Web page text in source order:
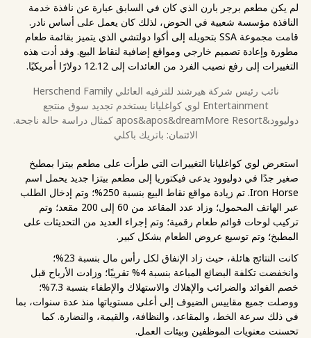
لم يكن مطعم برجر بارن الذي كان في السابق عبارة عن نافذة خدمة
النافذة مؤسسة شعبية في الحوض، لذلك كان يعمل على أساس نادر.
قامت مجموعة SSA بتحويله إلى أكوا دولتشي الذي يتميز بقائمة طعام
مطورة وإعادة تصميم خارجي ومواقع إضافية لنقاط البيع. وقد أدت هذه
التغييرات إلى رفع نصيب الفرد من العائدات إلى 12.12 دولارًا أمريكيًا.
نائب رئيس شركة هيرشند للترفيه العائلي Herschend Family
Entertainment لوي كواغليانا يستخدم تجديد سوق منتجع
دوليوود&apos&apos&dreamMore Resort كمثال دراسة حالة ناجحة.
الائتمان: باتريك باكلي
استعرض لوي كواغليانا التغييرات التي طرأت على مطعم بيتزا بمطبخ
صغير جدًا في دوليوود يدعى فيكتوريا إلى مطعم بيتزا جديد يحمل اسم
Iron Horse. تم زيادة مواقع نقاط البيع بنسبة 250%؛ وتم إدخال الطلب
عبر الهاتف المحمول؛ وزاد عدد المقاعد من 60 إلى 200 مقعد؛ وتم
تركيب لوحات قوائم طعام رقمية؛ وتم إجراء العديد من التحديثات على
المطبخ؛ وتم توسيع عروض الطعام بشكل كبير.
كانت النتائج هائلة، حيث زاد الإنفاق لكل رأس مال بنسبة 23%؛
وانخفضت تكلفة البضائع المباعة بنسبة 4% تقريبًا؛ وزادت الأرباح قبل
خصم الفوائد والضرائب والإهلاك والاستهلاك والإطفاء بنسبة 7.3%؛
ووصلت جميع مقاييس الضيوف إلى أعلى مستوياتها منذ عدة سنوات، بما
في ذلك سرعة الخط، والمقاعد، والنظافة، والقيمة، والنضارة. كما
تحسنت معنويات الموظفين وبيئات العمل.